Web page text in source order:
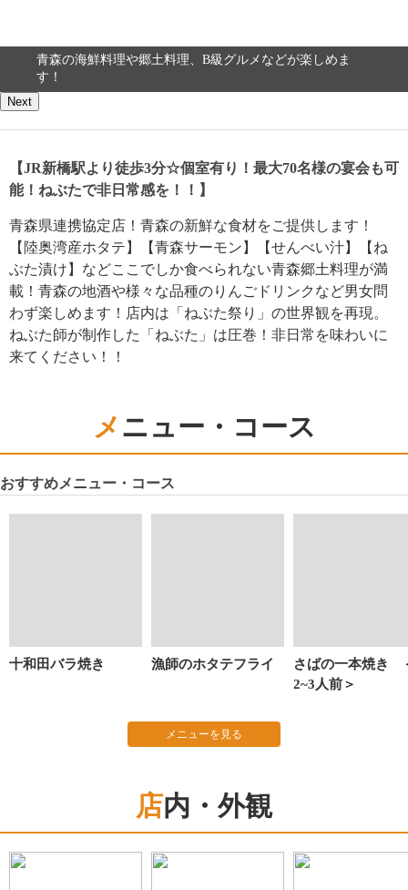
青森の海鮮料理や郷土料理、B級グルメなどが楽しめま
す！
Next
【JR新橋駅より徒歩3分☆個室有り！最大70名様の宴会も可
能！ねぶたで非日常感を！！】
青森県連携協定店！青森の新鮮な食材をご提供します！
【陸奥湾産ホタテ】【青森サーモン】【せんべい汁】【ね
ぶた漬け】などここでしか食べられない青森郷土料理が満
載！青森の地酒や様々な品種のりんごドリンクなど男女問
わず楽しめます！店内は「ねぶた祭り」の世界観を再現。
ねぶた師が制作した「ねぶた」は圧巻！非日常を味わいに
来てください！！
メニュー・コース
おすすめメニュー・コース
十和田バラ焼き 漁師のホタテフライ
さばの一本焼き
2~3人前＞
メニューを見る
店内・外観